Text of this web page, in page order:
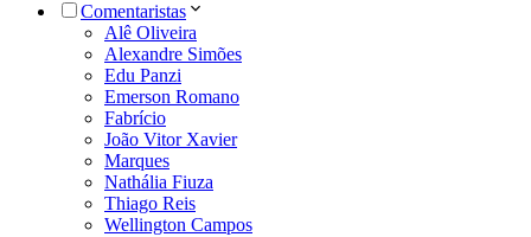
Comentaristas
Alê Oliveira
Alexandre Simões
Edu Panzi
Emerson Romano
Fabrício
João Vitor Xavier
Marques
Nathália Fiuza
Thiago Reis
Wellington Campos